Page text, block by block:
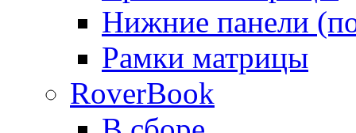
Нижние панели
Рамки матрицы
RoverBook